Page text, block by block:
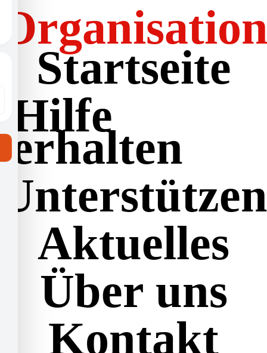
Startseite
Hilfe
erhalten
Unterstützen
Aktuelles
Über uns
Kontakt